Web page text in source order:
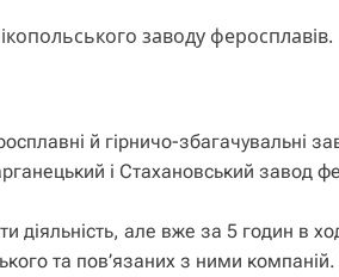
заводу феросплавів.
й гірничо-збагачувальні
і Стахановський завод
але вже за 5 годин в
та пов’язаних з ними компаній.